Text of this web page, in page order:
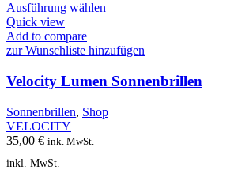
Ausführung wählen
mehrere
auf.
Die
können
Quick view
Add to compare
zur Wunschliste hinzufügen
Velocity Lumen Sonnenbrillen
Sonnenbrillen, Shop
VELOCITY
35,00 € ink. MwSt.
inkl. MwSt.